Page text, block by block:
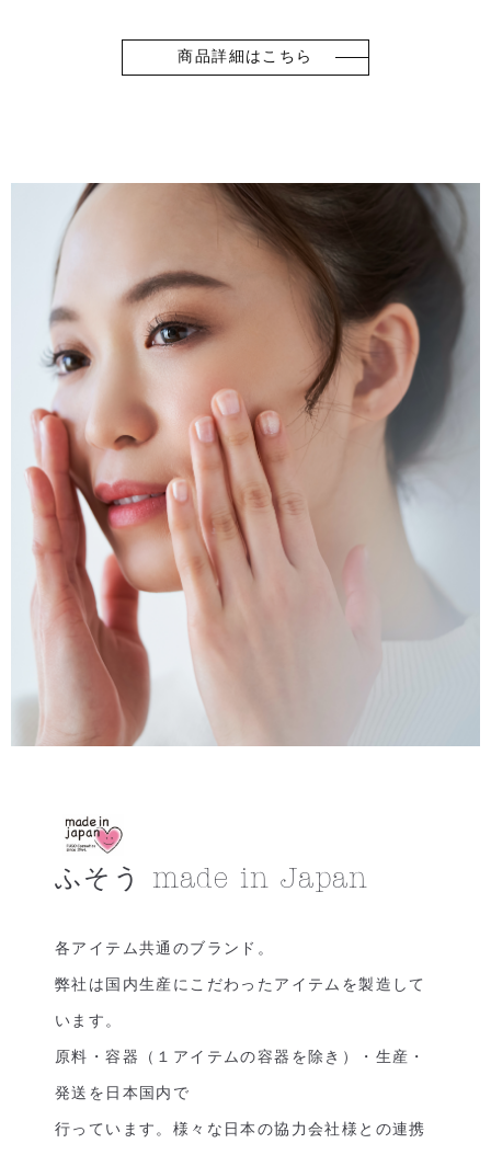
商品詳細はこちら
ふそう made in Japan
各アイテム共通のブランド。
弊社は国内生産にこだわったアイテムを製造して
います。
原料・容器（１アイテムの容器を除き）・生産・
発送を日本国内で
行っています。様々な日本の協力会社様との連携